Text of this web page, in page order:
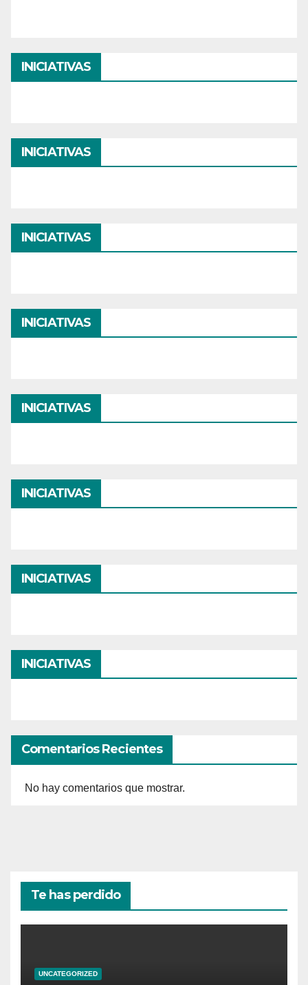
INICIATIVAS
INICIATIVAS
INICIATIVAS
INICIATIVAS
INICIATIVAS
INICIATIVAS
INICIATIVAS
INICIATIVAS
Comentarios Recientes
No hay comentarios que mostrar.
Te has perdido
UNCATEGORIZED